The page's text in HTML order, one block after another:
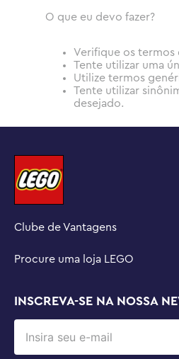
O que eu devo fazer?
Verifique os termos
Tente utilizar uma
Utilize termos
Tente utilizar
desejado.
Clube de Vantagens
Procure uma loja LEGO
INSCREVA-SE NA NOSSA